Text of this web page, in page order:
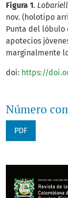
Figura 1.
nov. (holotipo
Punta del lóbulo
apotecios
marginalmente
doi: https://
Número
PDF